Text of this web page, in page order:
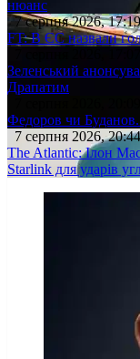
нюанс
7 серпня 2026, 17:19
FT: В ЄС назвали
Зеленський
Драпатим
Федоров чи
7 серпня 2026, 20:44
The Atlantic: Ілон
Starlink для ударів